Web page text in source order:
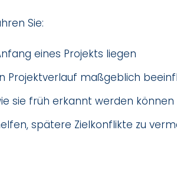
Sie:
eines Projekts liegen
Projektverlauf maßgeblich
sie früh erkannt werden können
spätere Zielkonflikte zu